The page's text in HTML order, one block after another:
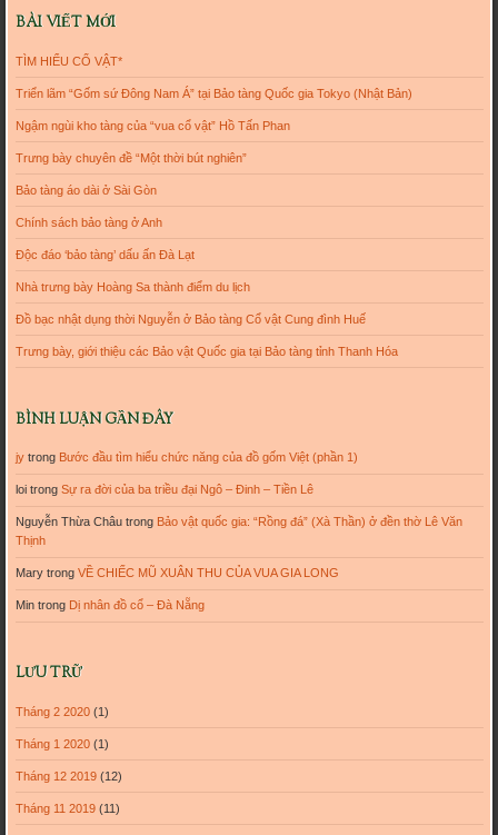
BÀI VIẾT MỚI
TÌM HIỂU CỔ VẬT*
Triển lãm “Gốm sứ Đông Nam Á” tại Bảo tàng Quốc gia Tokyo (Nhật Bản)
Ngậm ngùi kho tàng của “vua cổ vật” Hồ Tấn Phan
Trưng bày chuyên đề “Một thời bút nghiên”
Bảo tàng áo dài ở Sài Gòn
Chính sách bảo tàng ở Anh
Độc đáo ‘bảo tàng’ dấu ấn Đà Lạt
Nhà trưng bày Hoàng Sa thành điểm du lịch
Đồ bạc nhật dụng thời Nguyễn ở Bảo tàng Cổ vật Cung đình Huế
Trưng bày, giới thiệu các Bảo vật Quốc gia tại Bảo tàng tỉnh Thanh Hóa
BÌNH LUẬN GẦN ĐÂY
jytrong Bước đầu tìm hiểu chức năng của đồ gốm Việt (phần 1)
loitrong Sự ra đời của ba triều đại Ngô – Đinh – Tiền Lê
Nguyễn Thừa Châutrong Bảo vật quốc gia: “Rồng đá” (Xà Thần) ở đền thờ Lê Văn
Thịnh
Marytrong VỀ CHIẾC MŨ XUÂN THU CỦA VUA GIA LONG
Mintrong Dị nhân đồ cổ – Đà Nẵng
LƯU TRỮ
Tháng 2 2020(1)
Tháng 1 2020(1)
Tháng 12 2019(12)
Tháng 11 2019(11)